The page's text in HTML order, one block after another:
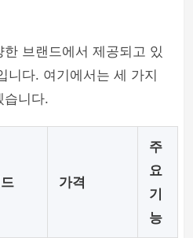
브랜드에서 제공되고 있
니다. 여기에서는 세 가지
습니다.
가격
주
요
기
능